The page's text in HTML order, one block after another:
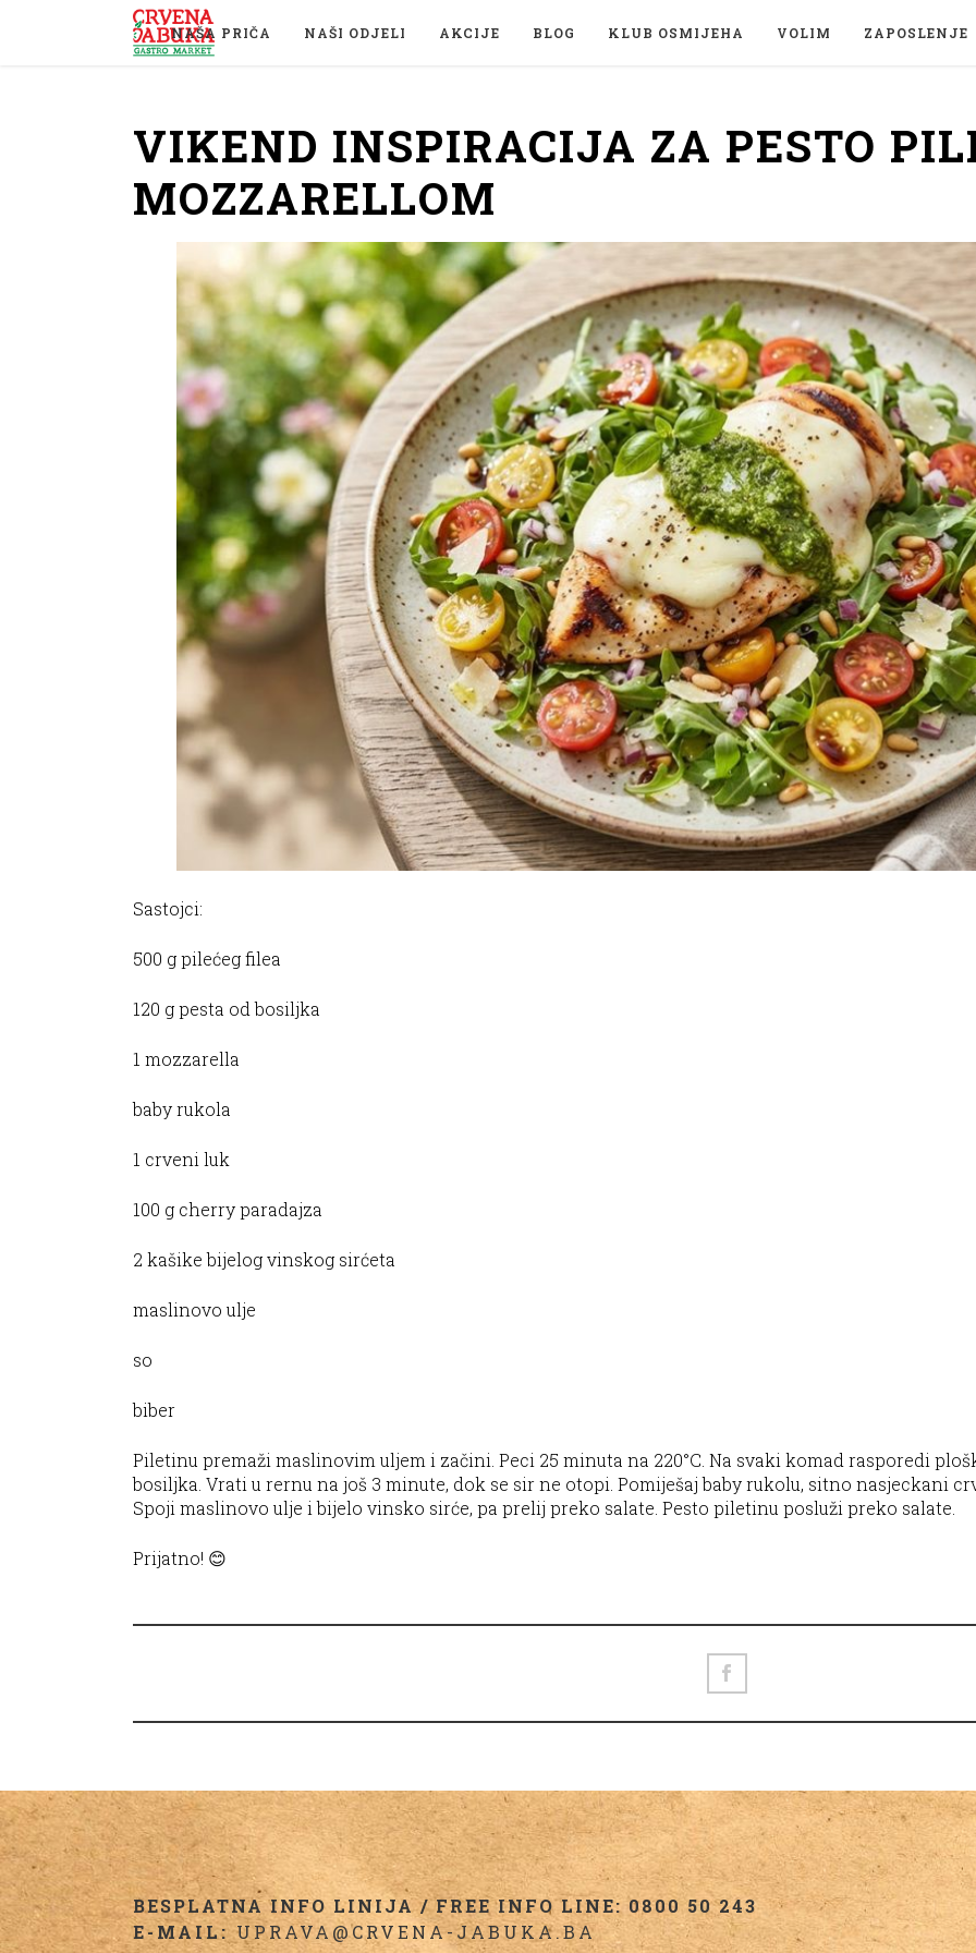
NAŠA PRIČA NAŠI ODJELI AKCIJE BLOG KLUB OSMIJEHA VOLIM ZAPOSLENJE
VIKEND INSPIRACIJA ZA PESTO
MOZZARELLOM
Sastojci:
500 g pilećeg filea
120 g pesta od bosiljka
1 mozzarella
baby rukola
1 crveni luk
100 g cherry paradajza
2 kašike bijelog vinskog sirćeta
maslinovo ulje
so
biber
Piletinu premaži maslinovim uljem i začini. Peci 25 minuta na 220°C. Na svaki komad rasporedi
bosiljka. Vrati u rernu na još 3 minute, dok se sir ne otopi. Pomiješaj baby rukolu, sitno nasjeckani
Spoji maslinovo ulje i bijelo vinsko sirće, pa prelij preko salate. Pesto piletinu posluži preko salate.
Prijatno! 😊
BESPLATNA INFO LINIJA / FREE INFO LINE: 0800 50 243
E-MAIL:UPRAVA@CRVENA-JABUKA.BA